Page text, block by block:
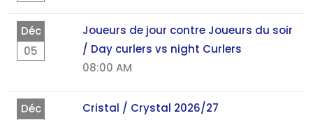
Déc
05
Joueurs de jour contre Joueurs du soir
/ Day curlers vs night Curlers
08:00 AM
Déc
Cristal / Crystal 2026/27